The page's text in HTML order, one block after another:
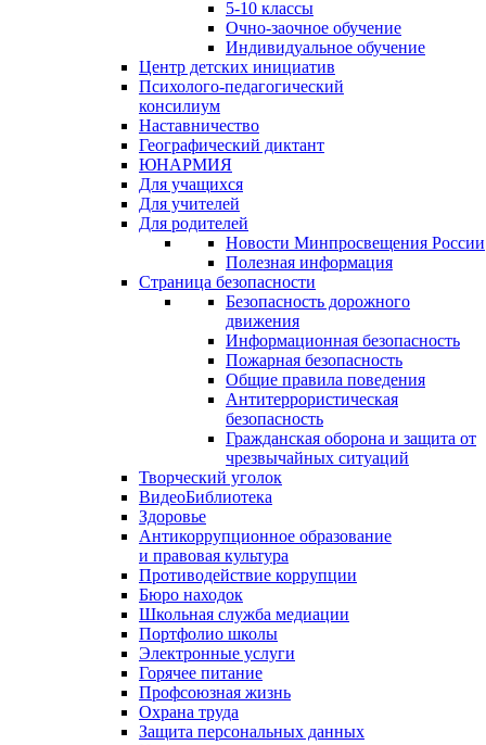
5-10 классы
Очно-заочное обучение
Индивидуальное обучение
Центр детских инициатив
Психолого-педагогический
консилиум
Наставничество
Географический диктант
ЮНАРМИЯ
Для учащихся
Для учителей
Для родителей
Новости Минпросвещения России
Полезная информация
Страница безопасности
Безопасность дорожного
движения
Информационная безопасность
Пожарная безопасность
Общие правила поведения
Антитеррористическая
безопасность
Гражданская оборона и защита от
чрезвычайных ситуаций
Творческий уголок
ВидеоБиблиотека
Здоровье
Антикоррупционное образование
и правовая культура
Противодействие коррупции
Бюро находок
Школьная служба медиации
Портфолио школы
Электронные услуги
Горячее питание
Профсоюзная жизнь
Охрана труда
Защита персональных данных